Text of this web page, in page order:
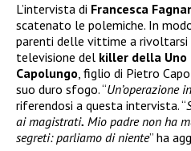
L’intervista di Francesca
scatenato le polemiche. In
parenti delle vittime a rivoltarsi
televisione del killer della Uno
Capolungo, figlio di Pietro
suo duro sfogo. “Un’operazione
riferendosi a questa intervista. “
ai magistrati. Mio padre non ha
segreti: parliamo di niente” ha